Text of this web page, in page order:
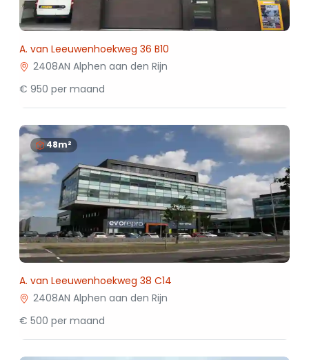
A. van Leeuwenhoekweg 36 B10
2408AN Alphen aan den Rijn
€ 950 per maand
48m²
A. van Leeuwenhoekweg 38 C14
2408AN Alphen aan den Rijn
€ 500 per maand